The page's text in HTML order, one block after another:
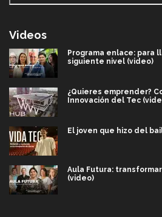
Videos
Programa enlace: para
siguiente nivel (video)
¿Quieres emprender?
Innovación del Tec
El joven que hizo del
Aula Futura:
(video)